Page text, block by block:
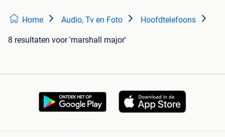
Home Audio, Tv en Foto Hoofdtelefoons
8 resultaten voor 'marshall major'